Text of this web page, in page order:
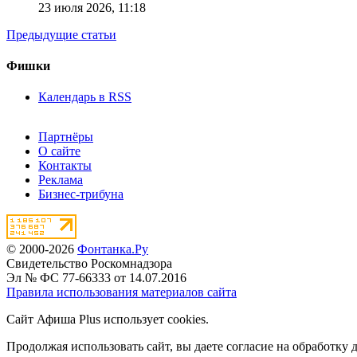
23 июля 2026, 11:18
Предыдущие статьи
Фишки
Календарь в RSS
Партнёры
О сайте
Контакты
Реклама
Бизнес-трибуна
© 2000-2026 Фонтанка.Ру
Свидетельство Роскомнадзора
Эл № ФС 77-66333 от 14.07.2016
Правила использования материалов сайта
Сайт Афиша Plus использует cookies.
Продолжая использовать сайт, вы даете согласие на обработку